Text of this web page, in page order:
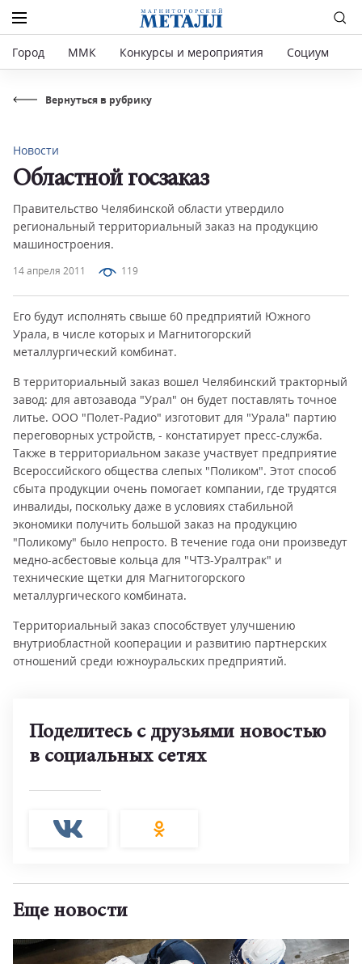
Город ММК Конкурсы и мероприятия Социум
Вернуться в рубрику
14 апреля 2011 119
Новости
Областной госзаказ
Правительство Челябинской области утвердило
региональный территориальный заказ на продукцию
машиностроения.
Его будут исполнять свыше 60 предприятий Южного
Урала, в числе которых и Магнитогорский
металлургический комбинат.
В территориальный заказ вошел Челябинский тракторный
завод: для автозавода "Урал" он будет поставлять точное
литье. ООО "Полет-Радио" изготовит для "Урала" партию
переговорных устройств, - констатирует пресс-служба.
Также в территориальном заказе участвует предприятие
Всероссийского общества слепых "Поликом". Этот способ
сбыта продукции очень помогает компании, где трудятся
инвалиды, поскольку даже в условиях стабильной
экономики получить большой заказ на продукцию
"Поликому" было непросто. В течение года они произведут
медно-асбестовые кольца для "ЧТЗ-Уралтрак" и
технические щетки для Магнитогорского
металлургического комбината.
Территориальный заказ способствует улучшению
внутриобластной кооперации и развитию партнерских
отношений среди южноуральских предприятий.
Поделитесь с друзьями новостью
в социальных сетях
Еще новости